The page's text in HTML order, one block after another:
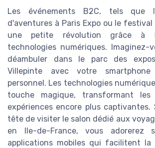
Les événements B2C, tels que
d'aventures à Paris Expo ou le
une petite révolution grâce à
technologies numériques. Imaginez-
déambuler dans le parc des
Villepinte avec votre
personnel. Les technologies
touche magique, transformant les
expériences encore plus captivantes.
tête de visiter le salon dédié aux
en Ile-de-France, vous adorerez
applications mobiles qui facilitent la